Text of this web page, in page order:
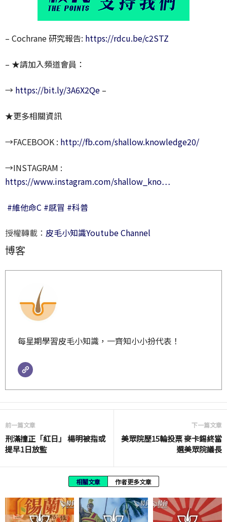
– Cochrane 研究報告: https://rdcu.be/c2STZ
– ★請加入頻道會員：
→ https://bit.ly/3A6X2Qe –
★更多相關資訊
→FACEBOOK : http://fb.com/shallow.knowledge20/
→INSTAGRAM :
https://www.instagram.com/shallow_kno…
#維他命C #感冒 #科普
授權轉載： 皮毛小知識Youtube Channel
博客
每星期學習皮毛小知識，一齊知小小扮代表！
前一篇文章
刑滿撞正「紅日」 楊明被指或
提早1日放監
下一篇文章
美眾院歷15輪投票 麥卡錫終當
選美眾院議長
相關文章 作者更多文章